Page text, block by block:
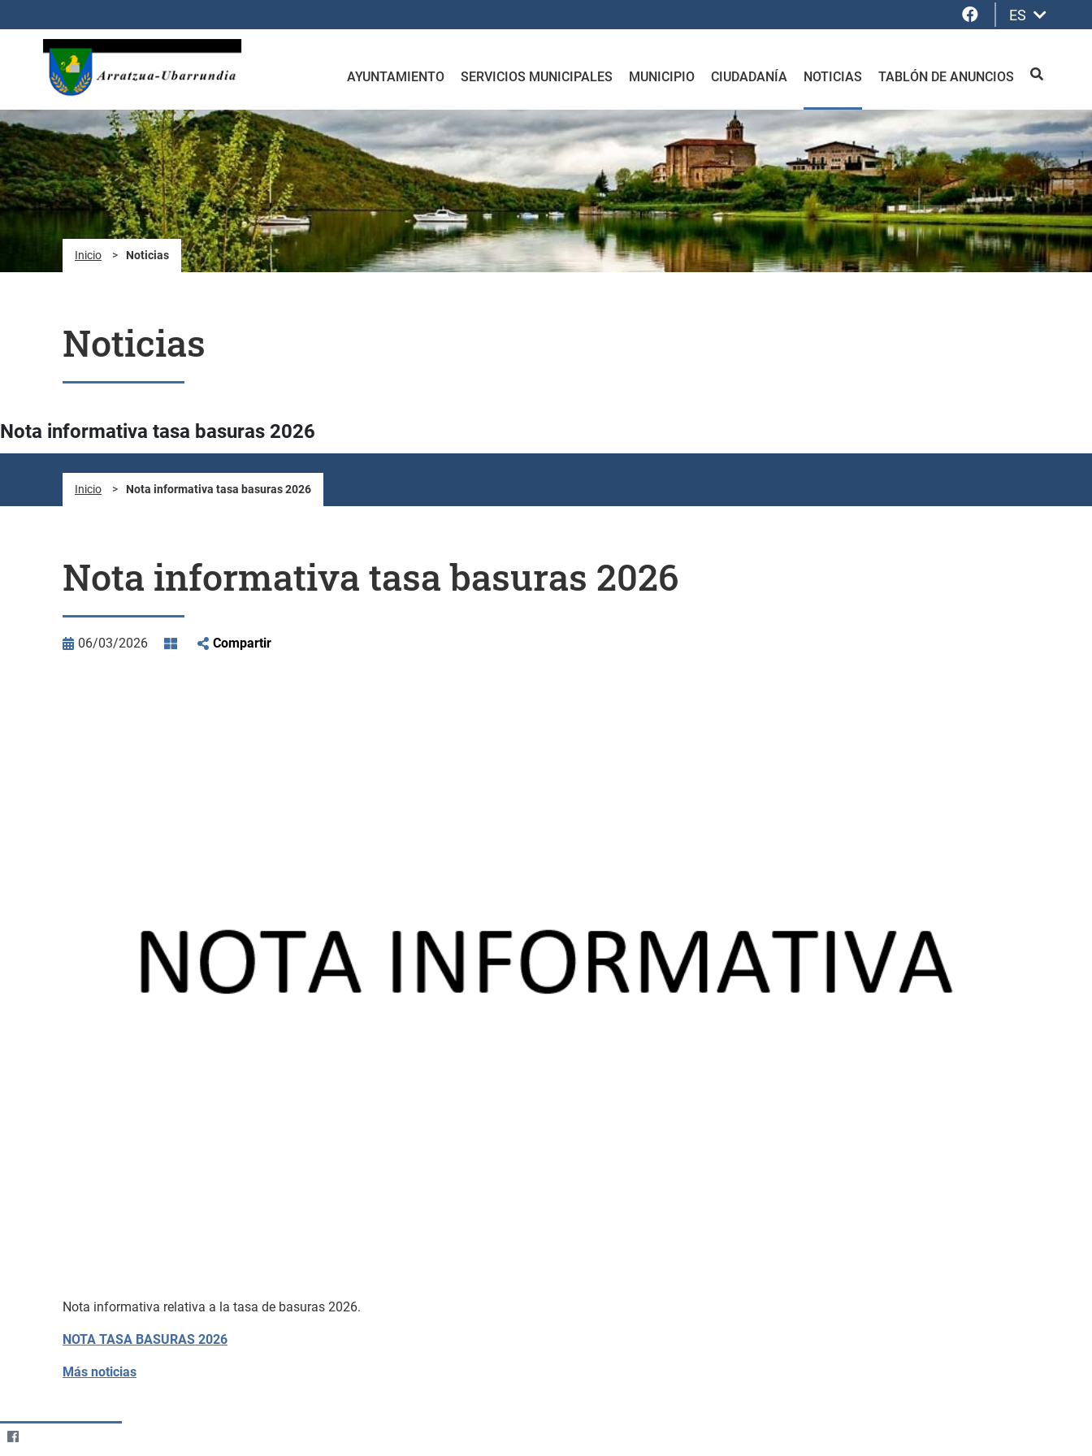
Facebook
ES
AYUNTAMIENTO SERVICIOS MUNICIPALES MUNICIPIO CIUDADANÍA NOTICIAS TABLÓN DE ANUNCIOS BUSCAR
Inicio > Noticias
Noticias
Nota informativa tasa basuras 2026
Inicio > Nota informativa tasa basuras 2026
Nota informativa tasa basuras 2026
06/03/2026 Compartir
Nota informativa relativa a la tasa de basuras 2026.
NOTA TASA BASURAS 2026
Más noticias